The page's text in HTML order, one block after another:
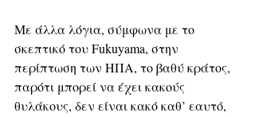
Με άλλα λόγια, σύμφωνα με το
σκεπτικό του Fukuyama, στην
περίπτωση των ΗΠΑ, το βαθύ κράτος,
παρότι μπορεί να έχει κακούς
θυλάκους, δεν είναι κακό καθ’ εαυτό,